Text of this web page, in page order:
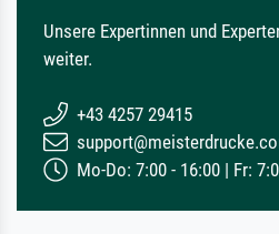
Unsere Expertinnen und
weiter.
+43 4257 29415
Mo-Do: 7:00 - 16:00 | Fr: